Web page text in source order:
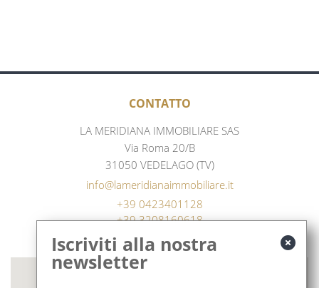
CONTATTO
LA MERIDIANA IMMOBILIARE SAS
Via Roma 20/B
31050 VEDELAGO (TV)
info@lameridianaimmobiliare.it
+39 0423401128
+39 3208160618
DOVE SIAMO
Iscriviti alla nostra
newsletter